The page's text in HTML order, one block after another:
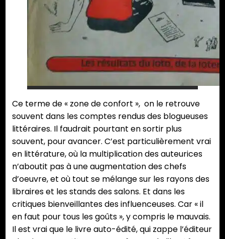
Ce terme de « zone de confort », on le retrouve
souvent dans les comptes rendus des blogueuses
littéraires. Il faudrait pourtant en sortir plus
souvent, pour avancer. C’est particulièrement vrai
en littérature, où la multiplication des auteurices
n’aboutit pas à une augmentation des chefs
d’oeuvre, et où tout se mélange sur les rayons des
libraires et les stands des salons. Et dans les
critiques bienveillantes des influenceuses. Car « il
en faut pour tous les goûts », y compris le mauvais.
Il est vrai que le livre auto-édité, qui zappe l’éditeur